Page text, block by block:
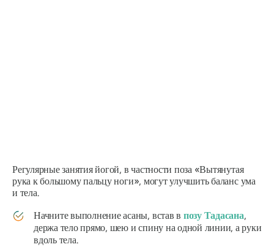
Регулярные занятия йогой, в частности поза «Вытянутая
рука к большому пальцу ноги», могут улучшить баланс ума
и тела.
Начните выполнение асаны, встав в позу Тадасана,
держа тело прямо, шею и спину на одной линии, а руки
вдоль тела.